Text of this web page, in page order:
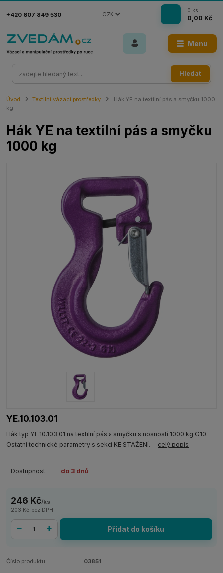
Menu
CZK
Hledat
+420 607 849 530
0 ks
0,00 Kč
Úvod Textilní vázací prostředky
Hák YE na textilní pás a smyčku 1000
kg
Hák YE na textilní pás a smyčku
1000 kg
YE.10.103.01
Hák typ YE.10.103.01 na textilní pás a smyčku s nosností 1000 kg G10.
Ostatní technické parametry s sekci KE STAŽENÍ. celý popis
Dostupnost do 3 dnů
246 Kč/ks
203 Kč bez DPH
Přidat do košíku
Číslo produktu: 03851